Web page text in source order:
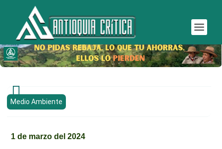

Medio Ambiente
1 de marzo del 2024